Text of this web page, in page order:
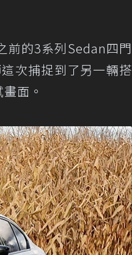
前的3系列Sedan四門
次捕捉到了另一輛搭
面。